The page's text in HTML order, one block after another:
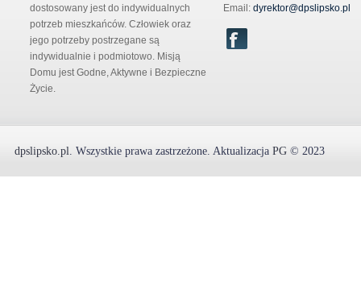
dostosowany jest do indywidualnych
potrzeb mieszkańców. Człowiek oraz
jego potrzeby postrzegane są
indywidualnie i podmiotowo. Misją
Domu jest Godne, Aktywne i Bezpieczne
Życie.
Email: dyrektor@dpslipsko.pl
dpslipsko.pl. Wszystkie prawa zastrzeżone. Aktualizacja PG © 2023